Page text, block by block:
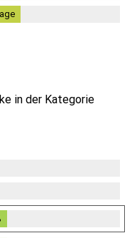
in der Kategorie